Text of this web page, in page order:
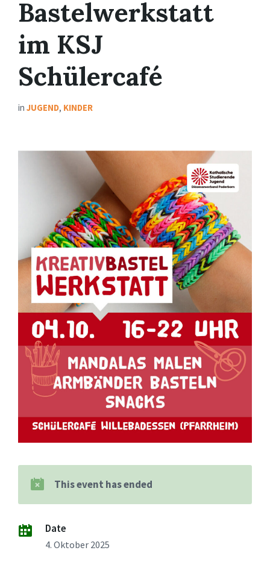
Bastelwerkstatt
im KSJ
Schülercafé
in JUGEND, KINDER
This event has ended
Date
4. Oktober 2025